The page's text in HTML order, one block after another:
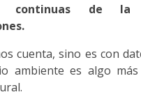
continuas de la
cuenta, sino es con
ambiente es algo